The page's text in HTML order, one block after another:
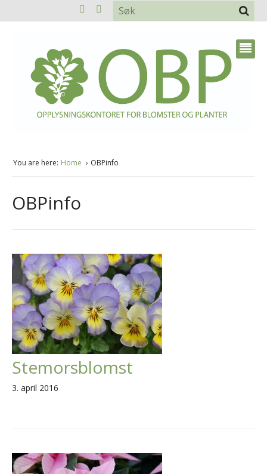
You are here: Home OBPinfo
OBPinfo
Stemorsblomst
3. april 2016